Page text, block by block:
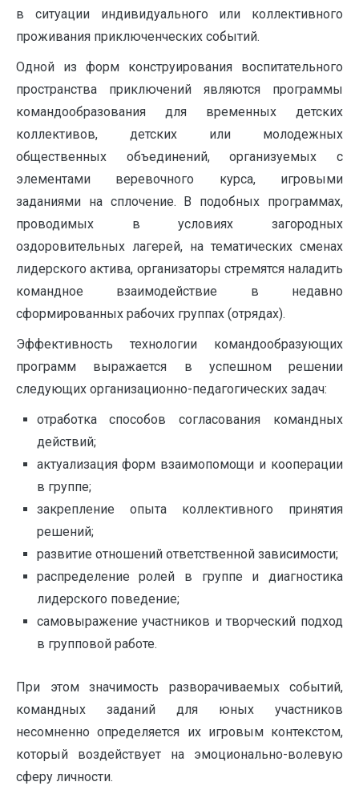
в ситуации индивидуального или коллективного
проживания приключенческих событий.
Одной из форм конструирования воспитательного
пространства приключений являются программы
командообразования для временных детских
коллективов, детских или молодежных
общественных объединений, организуемых с
элементами веревочного курса, игровыми
заданиями на сплочение. В подобных программах,
проводимых в условиях загородных
оздоровительных лагерей, на тематических сменах
лидерского актива, организаторы стремятся наладить
командное взаимодействие в недавно
сформированных рабочих группах (отрядах).
Эффективность технологии командообразующих
программ выражается в успешном решении
следующих организационно-педагогических задач:
отработка способов согласования командных
действий;
актуализация форм взаимопомощи и кооперации
в группе;
закрепление опыта коллективного принятия
решений;
развитие отношений ответственной зависимости;
распределение ролей в группе и диагностика
лидерского поведение;
самовыражение участников и творческий подход
в групповой работе.
При этом значимость разворачиваемых событий,
командных заданий для юных участников
несомненно определяется их игровым контекстом,
который воздействует на эмоционально-волевую
сферу личности.